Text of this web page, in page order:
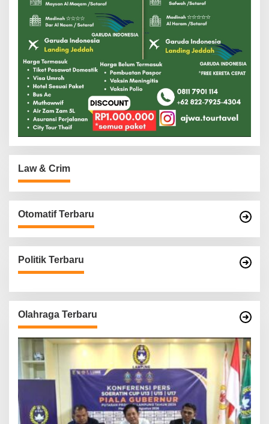
Law & Crim
Otomatif Terbaru
Politik Terbaru
Olahraga Terbaru